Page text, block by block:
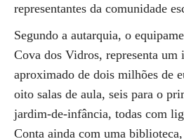
representantes da comunidade
Segundo a autarquia, o
Cova dos Vidros, representa um
aproximado de dois milhões de
oito salas de aula, seis para o
jardim-de-infância, todas com
Conta ainda com uma